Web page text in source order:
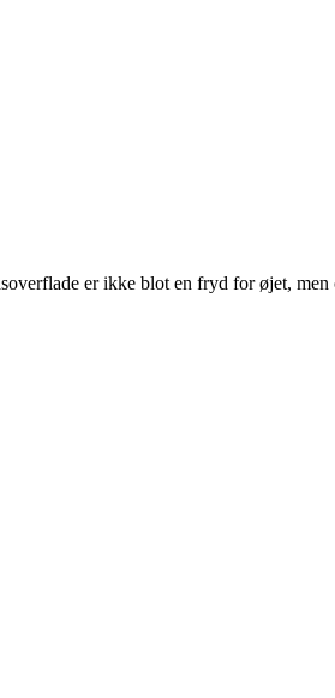
er ikke blot en fryd for øjet,